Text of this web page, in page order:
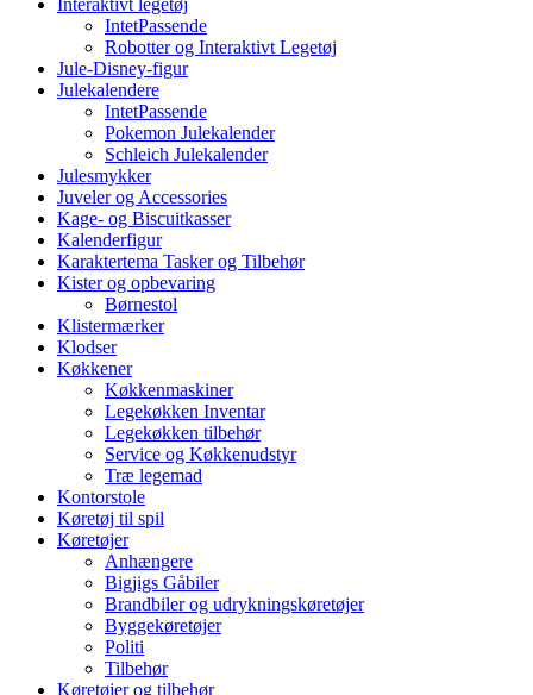
IntetPassende
Robotter og Interaktivt Legetøj
Jule-Disney-figur
Julekalendere
IntetPassende
Pokemon Julekalender
Schleich Julekalender
Julesmykker
Juveler og Accessories
Kage- og Biscuitkasser
Kalenderfigur
Karaktertema Tasker og Tilbehør
Kister og opbevaring
Børnestol
Klistermærker
Klodser
Køkkener
Køkkenmaskiner
Legekøkken Inventar
Legekøkken tilbehør
Service og Køkkenudstyr
Træ legemad
Kontorstole
Køretøj til spil
Køretøjer
Anhængere
Bigjigs Gåbiler
Brandbiler og udrykningskøretøjer
Byggekøretøjer
Politi
Tilbehør
Køretøjer og tilbehør